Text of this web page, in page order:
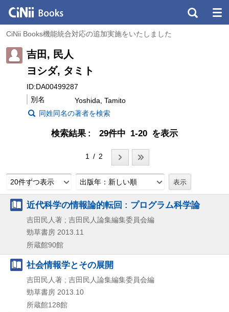
CiNii Books機能統合対応の追加実施をいたしました
吉田, 民人
ヨシダ, タミト
ID:DA00499287
別名
Yoshida, Tamito
同姓同名の著者を検索
検索結果 29件中 1-20 を表示
1 / 2
20件ずつ表示 出版年：新しい順
近代科学の情報論的転回 : プログラム科学論
吉田民人著 ; 吉田民人論集編集委員会編
勁草書房 2013.11
所蔵館90館
社会情報学とその展開
吉田民人著 ; 吉田民人論集編集委員会編
勁草書房 2013.10
所蔵館128館